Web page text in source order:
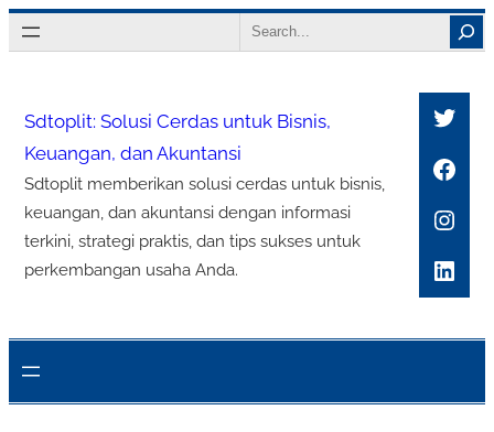
Lewati
ke
Search
Sdtoplit: Solusi Cerdas untuk Bisnis,
Keuangan, dan Akuntansi
Sdtoplit memberikan solusi cerdas untuk bisnis,
keuangan, dan akuntansi dengan informasi
terkini, strategi praktis, dan tips sukses untuk
perkembangan usaha Anda.